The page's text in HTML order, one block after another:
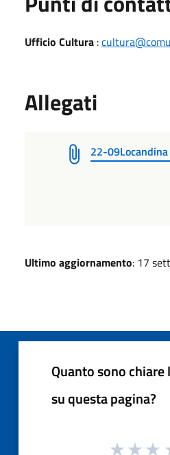
Ufficio Cultura :
Allegati
22-
Ultimo aggiornamento: 17
Quanto sono
su questa pagina?